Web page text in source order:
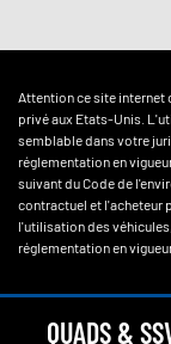
Attention ce site internet
privé aux Etats-Unis.
semblable dans votre
réglementation en
suivant du Code de
contractuel et l'acheteur
l'utilisation des
réglementation en
QUADS &